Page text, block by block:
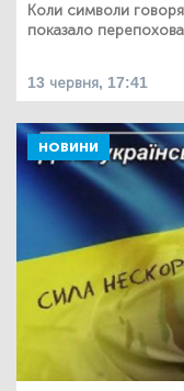
Коли символи
показало
13 червня, 17:41
НОВИНИ